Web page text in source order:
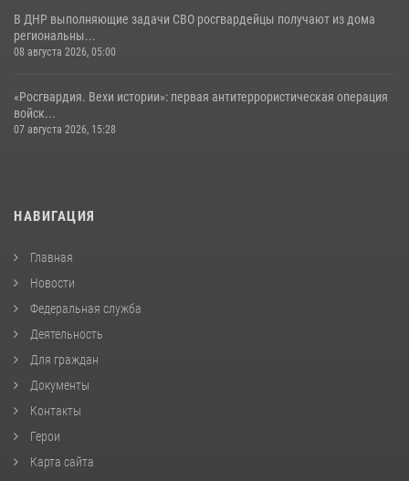
В ДНР выполняющие задачи СВО росгвардейцы получают из дома
региональны...
08 августа 2026, 05:00
«Росгвардия. Вехи истории»: первая антитеррористическая операция
войск...
07 августа 2026, 15:28
НАВИГАЦИЯ
Главная
Новости
Федеральная служба
Деятельность
Для граждан
Документы
Контакты
Герои
Карта сайта